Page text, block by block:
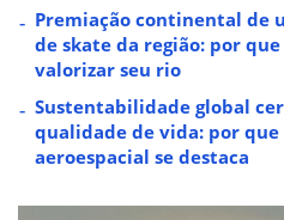
Premiação continental de
de skate da região: por
valorizar seu rio
Sustentabilidade global
qualidade de vida: por
aeroespacial se destaca